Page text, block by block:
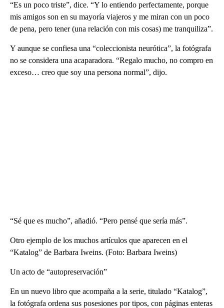
“Es un poco triste”, dice. “Y lo entiendo perfectamente, porque
mis amigos son en su mayoría viajeros y me miran con un poco
de pena, pero tener (una relación con mis cosas) me tranquiliza”.
Y aunque se confiesa una “coleccionista neurótica”, la fotógrafa
no se considera una acaparadora. “Regalo mucho, no compro en
exceso… creo que soy una persona normal”, dijo.
“Sé que es mucho”, añadió. “Pero pensé que sería más”.
Otro ejemplo de los muchos artículos que aparecen en el
“Katalog” de Barbara Iweins. (Foto: Barbara Iweins)
Un acto de “autopreservación”
En un nuevo libro que acompaña a la serie, titulado “Katalog”,
la fotógrafa ordena sus posesiones por tipos, con páginas enteras